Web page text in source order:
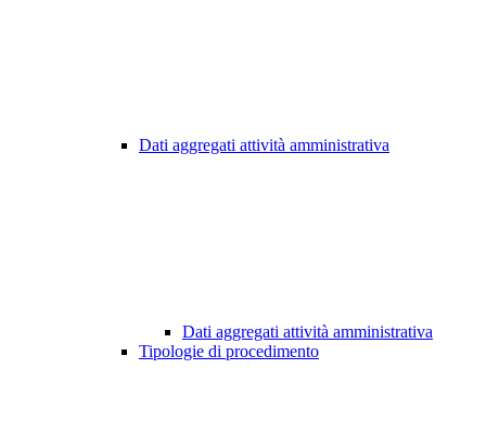
Dati aggregati attività amministrativa
Dati aggregati attività amministrativa
Tipologie di procedimento